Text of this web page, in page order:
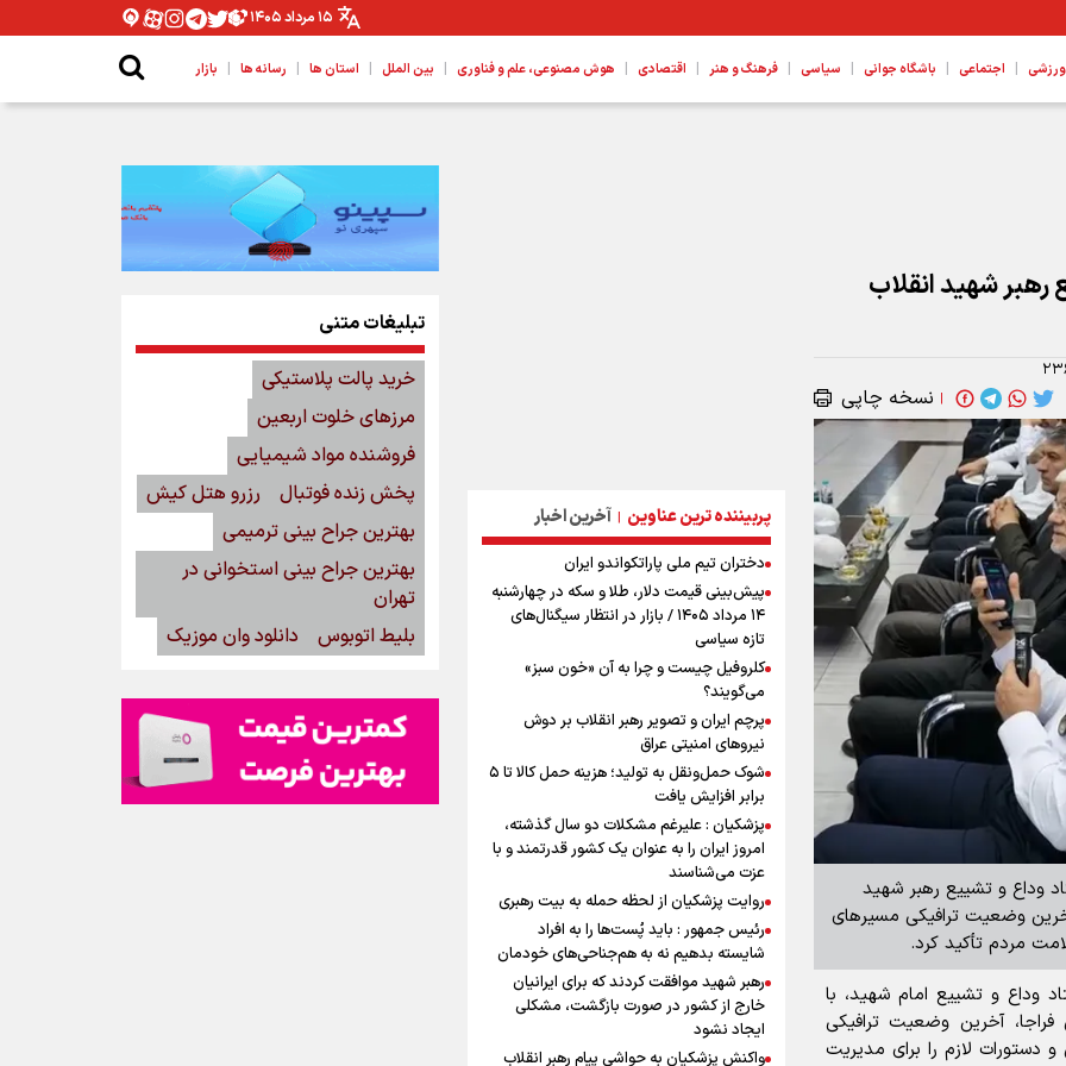
۱۵ مرداد ۱۴۰۵
ورزشی | اجتماعی | باشگاه جوانی | سیاسی | فرهنگ و هنر | اقتصادی | هوش مصنوعی، علم و فناوری | بین الملل | استان ها | رسانه ها | بازار
رهبر شهید انقلاب
| نسخه چاپی
وداع و تشییع رهبر شهید
آخرین وضعیت ترافیکی مسیر‌های
مردم تأکید کرد.
وداع و تشییع امام شهید، با
آخرین وضعیت ترافیکی
دستورات لازم را برای مدیریت
پربیننده ترین عناوین | آخرین اخبار
دختران تیم ملی پاراتکواندو ایران
پیش‌بینی قیمت دلار، طلا و سکه در چهارشنبه
۱۴ مرداد ۱۴۰۵ / بازار در انتظار سیگنال‌های
تازه سیاسی
کلروفیل چیست و چرا به آن «خون سبز»
می‌گویند؟
پرچم ایران و تصویر رهبر انقلاب بر دوش
نیروهای امنیتی عراق
شوک حمل‌ونقل به تولید؛ هزینه حمل کالا تا ۵
برابر افزایش یافت
پزشکیان : علیرغم مشکلات دو سال گذشته،
امروز ایران را به عنوان یک کشور قدرتمند و با
عزت می‌شناسند
روایت پزشکیان از لحظه حمله به بیت رهبری
رئیس جمهور : باید پُست‌ها را به افراد
شایسته بدهیم نه به هم‌جناحی‌های خودمان
رهبر شهید موافقت کردند که برای ایرانیان
خارج از کشور در صورت بازگشت، مشکلی
ایجاد نشود
واکنش پزشکیان به حواشی پیام رهبر انقلاب
تبلیغات متنی
خرید پالت پلاستیکی
مرزهای خلوت اربعین
فروشنده مواد شیمیایی
پخش زنده فوتبال
رزرو هتل کیش
بهترین جراح بینی ترمیمی
بهترین جراح بینی استخوانی در
تهران
بلیط اتوبوس
دانلود وان موزیک